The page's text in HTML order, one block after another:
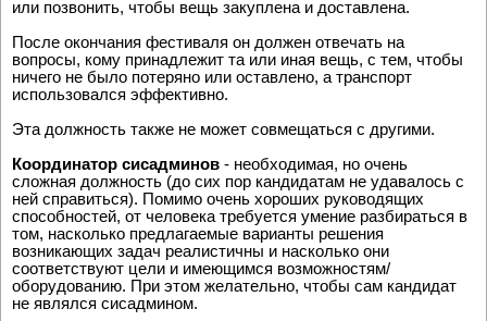
той или иной вещи, а если её нет, знать, кому нужно сказать
После окончания фестиваля он должен отвечать на
вопросы, кому принадлежит та или иная вещь, с тем, чтобы
ничего не было потеряно или оставлено, а транспорт
Координатор сисадминов - необходимая, но очень
сложная должность (до сих пор кандидатам не удавалось с
ней справиться). Помимо очень хороших руководящих
способностей, от человека требуется умение разбираться в
том, насколько предлагаемые варианты решения
возникающих задач реалистичны и насколько они
соответствуют цели и имеющимся возможностям/
оборудованию. При этом желательно, чтобы сам кандидат